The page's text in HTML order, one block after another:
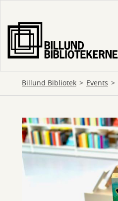
hovedindhold
Billund Bibliotek Events